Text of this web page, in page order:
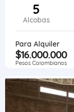
5
Alcobas
Para Alquiler
$16.000.000
Pesos Colombianos